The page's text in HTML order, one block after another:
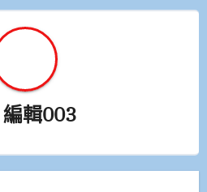
編輯003